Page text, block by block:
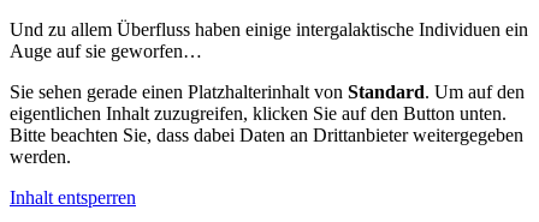
Und zu allem Überfluss haben einige intergalaktische Individuen ein
Auge auf sie geworfen…
Sie sehen gerade einen Platzhalterinhalt von Standard. Um auf den
eigentlichen Inhalt zuzugreifen, klicken Sie auf den Button unten.
Bitte beachten Sie, dass dabei Daten an Drittanbieter weitergegeben
werden.
Inhalt entsperren